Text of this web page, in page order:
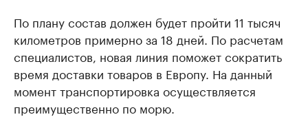
По плану состав должен будет пройти 11 тысяч
километров примерно за 18 дней. По расчетам
специалистов, новая линия поможет сократить
время доставки товаров в Европу. На данный
момент транспортировка осуществляется
преимущественно по морю.